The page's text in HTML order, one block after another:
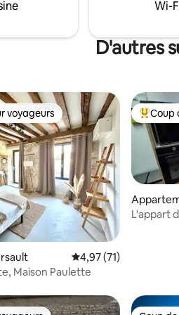
cyclable
Wi-
D'autres
parmi les plus aimés
voyageurs
Note moyenne de
4,97 (71)
Maison Paulette
Coup
Coup
eorges
L'appart